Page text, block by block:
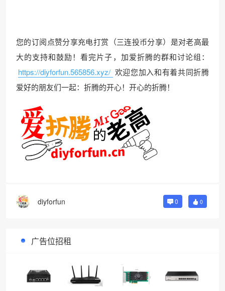
您的订阅点赞分享充电打赏（三连投币分享）是对老高最
大的支持和鼓励！看完片子，加爱折腾的群和讨论组：
https://diyforfun.565856.xyz/ 欢迎您加入和有着共同折腾
爱好的朋友们一起：折腾的开心！开心的折腾！
diyforfun 0 0
广告位招租